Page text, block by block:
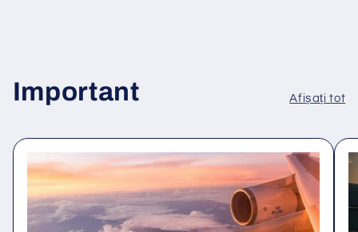
Important Afișați tot